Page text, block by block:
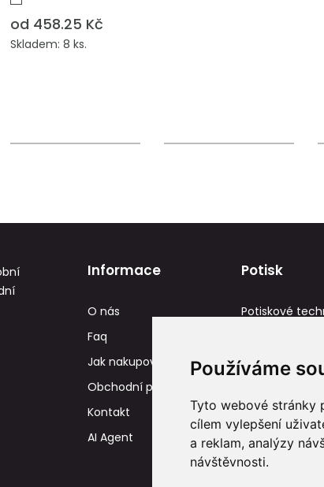
Používáme
Tyto webové stránky
cílem vylepšení
a reklam, analýzy
návštěvnosti.
od 458.25 Kč
Skladem: 8 ks.
Informace
O nás
Faq
Jak nakupovat
Obchodní podmínky
Kontakt
AI Agent
Potisk
Potiskové
Tisková data